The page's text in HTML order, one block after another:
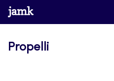
Siirry
suoraan
www.jamk.fi
Propelli